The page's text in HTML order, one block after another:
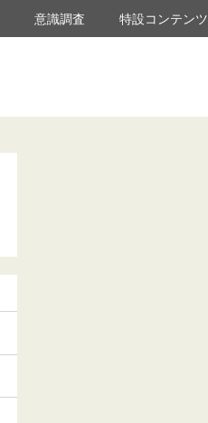
意識調査 特設コンテンツ